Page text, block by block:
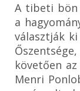
A tibeti bön
a
választják
követően
Menri